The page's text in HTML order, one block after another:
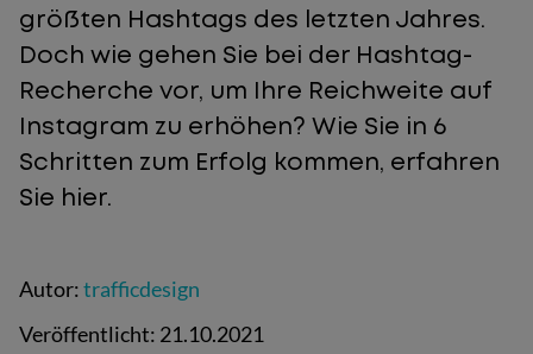
größten Hashtags des letzten Jahres.
Doch wie gehen Sie bei der Hashtag-
Recherche vor, um Ihre Reichweite auf
Instagram zu erhöhen? Wie Sie in 6
Schritten zum Erfolg kommen, erfahren
Sie hier.
Autor:trafficdesign
Veröffentlicht: 21.10.2021